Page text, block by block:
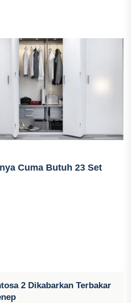
Cuma Butuh 23 Set
2 Dikabarkan Terbakar